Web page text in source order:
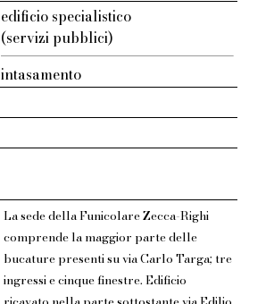
edificio specialistico
(servizi pubblici)
intasamento
La sede della Funicolare Zecca-Righi
comprende la maggior parte delle
bucature presenti su via Carlo Targa; tre
ingressi e cinque finestre. Edificio